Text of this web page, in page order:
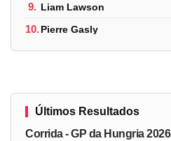
9. Liam Lawson
10.Pierre Gasly
Últimos Resultados
Corrida - GP da Hungria 2026